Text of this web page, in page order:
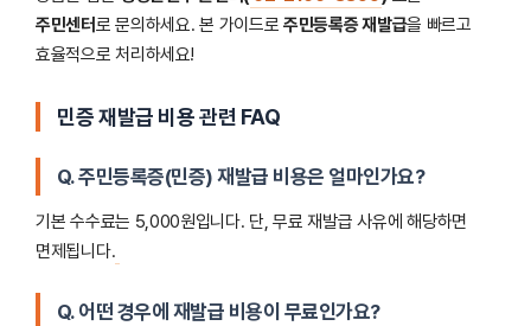
주민센터로 문의하세요. 본 가이드로주민등록증 재발급을 빠르고
효율적으로 처리하세요!
민증 재발급 비용 관련 FAQ
Q. 주민등록증(민증) 재발급 비용은 얼마인가요?
기본 수수료는 5,000원입니다. 단, 무료 재발급 사유에 해당하면
면제됩니다.
Q. 어떤 경우에 재발급 비용이 무료인가요?